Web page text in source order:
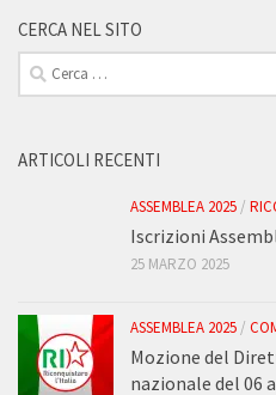
CERCA NEL SITO
Ricerca
per:
ARTICOLI RECENTI
ASSEMBLEA 2025 /
Iscrizioni
25 MARZO 2025
ASSEMBLEA 2025 /
Mozione del
nazionale del 06